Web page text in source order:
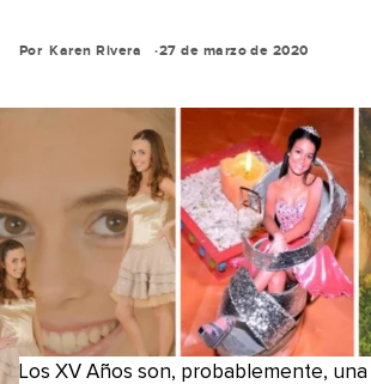
Por Karen Rivera 27 de marzo de 2020
Los XV Años son, probablemente, una